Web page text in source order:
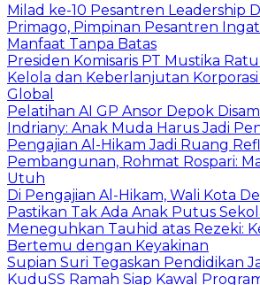
Milad ke-10 Pesantren Leadership
Primago, Pimpinan Pesantren
Manfaat Tanpa Batas
Presiden Komisaris PT Mustika
Kelola dan Keberlanjutan
Global
Pelatihan AI GP Ansor Depok
Indriany: Anak Muda Harus Jadi
Pengajian Al-Hikam Jadi Ruang
Pembangunan, Rohmat Rospari:
Utuh
Di Pengajian Al-Hikam, Wali Kota
Pastikan Tak Ada Anak Putus
Meneguhkan Tauhid atas Rezeki:
Bertemu dengan Keyakinan
Supian Suri Tegaskan Pendidikan
KuduSS Ramah Siap Kawal